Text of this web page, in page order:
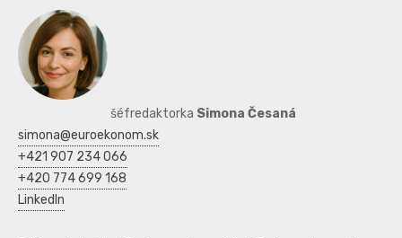
šéfredaktorka Simona Česaná
simona@euroekonom.sk
+421 907 234 066
+420 774 699 168
LinkedIn